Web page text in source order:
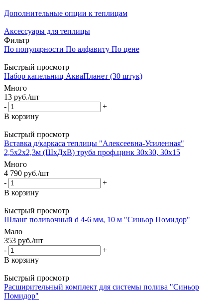
Дополнительные опции к теплицам
Аксессуары для теплицы
Фильтр
По популярности По алфавиту По цене
Быстрый просмотр
Набор капельниц АкваПланет (30 штук)
Много
13 руб./шт
-
+
В корзину
Быстрый просмотр
Вставка д/каркаса теплицы "Алексеевна-Усиленная"
2,5х2х2,3м (ШхДхВ) труба проф.цинк 30х30, 30х15
Много
4 790 руб./шт
-
+
В корзину
Быстрый просмотр
Шланг поливочный d 4-6 мм, 10 м "Синьор Помидор"
Мало
353 руб./шт
-
+
В корзину
Быстрый просмотр
Расширительный комплект для системы полива "Синьор
Помидор"